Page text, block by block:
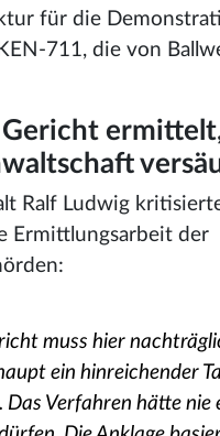
für die
711, die von
Gericht
Ralf Ludwig
Ermittlungsarbeit der
muss hier
ein hinreichender
Das Verfahren hätte nie